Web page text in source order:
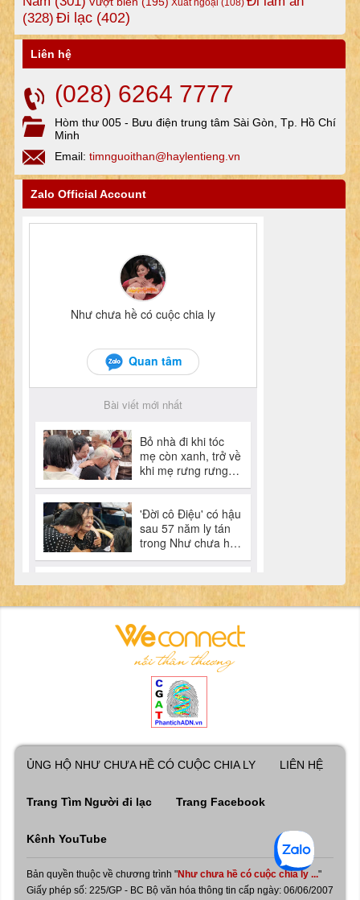
(328) Đi lạc(402)
Liên hệ
(028) 6264 7777
Hòm thư 005 - Bưu điện trung tâm Sài Gòn, Tp. Hồ Chí
Minh
Email: timnguoithan@haylentieng.vn
Zalo Official Account
ỦNG HỘ NHƯ CHƯA HỀ CÓ CUỘC CHIA LY LIÊN HỆ
Trang Tìm Người đi lạc Trang Facebook
Kênh YouTube
Bản quyền thuộc về chương trình "Như chưa hề có cuộc chia ly ..."
Giấy phép số: 225/GP - BC Bộ văn hóa thông tin cấp ngày: 06/06/2007